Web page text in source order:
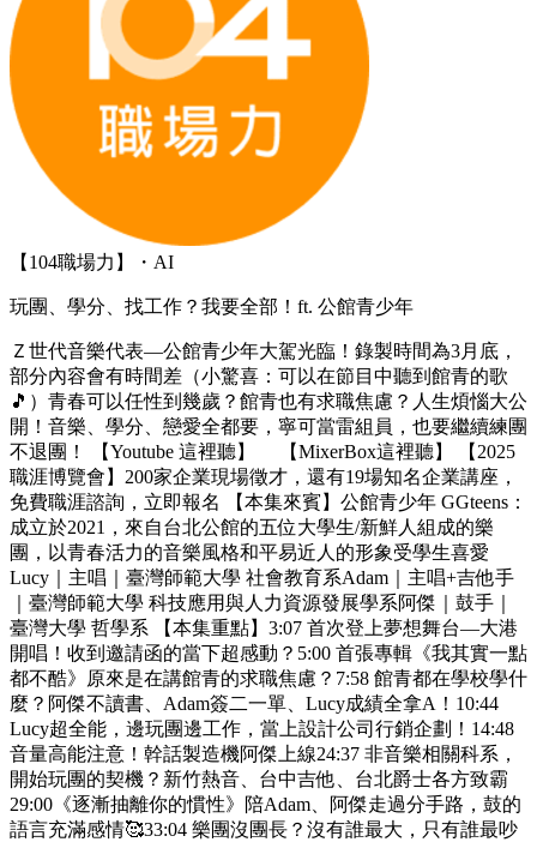
【104職場力】・AI
玩團、學分、找工作？我要全部！ft. 公館青少年
Ｚ世代音樂代表—公館青少年大駕光臨！錄製時間為3月底，
部分內容會有時間差（小驚喜：可以在節目中聽到館青的歌
🎵）青春可以任性到幾歲？館青也有求職焦慮？人生煩惱大公
開！音樂、學分、戀愛全都要，寧可當雷組員，也要繼續練團
不退團！ 【Youtube 這裡聽】 【MixerBox這裡聽】 【2025
職涯博覽會】200家企業現場徵才，還有19場知名企業講座，
免費職涯諮詢，立即報名 【本集來賓】公館青少年 GGteens：
成立於2021，來自台北公館的五位大學生/新鮮人組成的樂
團，以青春活力的音樂風格和平易近人的形象受學生喜愛
Lucy｜主唱｜臺灣師範大學 社會教育系Adam｜主唱+吉他手
｜臺灣師範大學 科技應用與人力資源發展學系阿傑｜鼓手｜
臺灣大學 哲學系 【本集重點】3:07 首次登上夢想舞台—大港
開唱！收到邀請函的當下超感動？5:00 首張專輯《我其實一點
都不酷》原來是在講館青的求職焦慮？7:58 館青都在學校學什
麼？阿傑不讀書、Adam簽二一單、Lucy成績全拿A！10:44
Lucy超全能，邊玩團邊工作，當上設計公司行銷企劃！14:48
音量高能注意！幹話製造機阿傑上線24:37 非音樂相關科系，
開始玩團的契機？新竹熱音、台中吉他、台北爵士各方致霸
29:00《逐漸抽離你的慣性》陪Adam、阿傑走過分手路，鼓的
語言充滿感情🥰33:04 樂團沒團長？沒有誰最大，只有誰最吵